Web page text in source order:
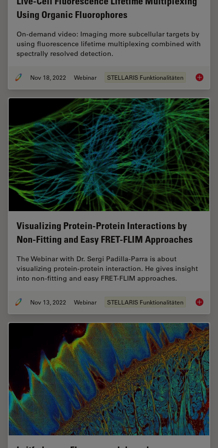
Using Organic Fluorophores
On-demand video: Imaging more subcellular targets by
using fluorescence lifetime multiplexing combined with
spectrally resolved detection.
Nov 18, 2022 Webinar STELLARIS Funktionalitäten Live-
Visualizing Protein-Protein Interactions by
Non-Fitting and Easy FRET-FLIM Approaches
The Webinar with Dr. Sergi Padilla-Parra is about
visualizing protein-protein interaction. He gives insight
into non-fitting and easy FRET-FLIM approaches.
Nov 13, 2022 Webinar STELLARIS Funktionalitäten